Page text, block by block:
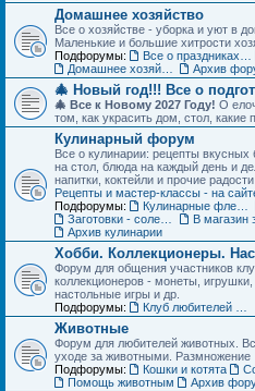
Домашнее хозяйство
Все о хозяйстве - уборка и уют в
Маленькие и большие хитрости
Подфорумы:
🎄 Новый год!!! Все о
🎄 Все к Новому 2027 Году! О
том, как украсить дом, стол, какие
Кулинарный форум
Все о кулинарии: рецепты
на стол, блюда на каждый день и
напитки, коктейли и прочие радости
Рецепты и мастер-классы - на
Подфорумы:
В магазин
Архив кулинарии
Хобби. Коллекционеры.
Форум для общения участников
коллекционеров - монеты,
настольные игры и др.
Подфорумы:
Животные
Форум для любителей животных.
уходе за животными. Размножение
Подфорумы:
Кошки и котята
Помощь животным